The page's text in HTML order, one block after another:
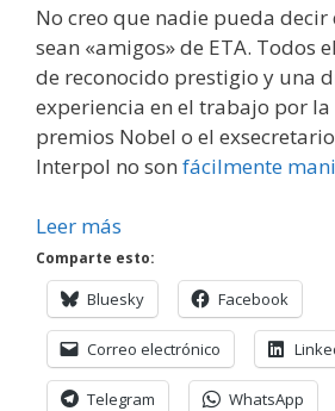
No creo que nadie pueda
sean «amigos» de ETA. Todos
de reconocido prestigio y una
experiencia en el trabajo por la
premios Nobel o el
Interpol no son fácilmente
Leer más
Comparte esto:
Bluesky Facebook
Correo electrónico
Telegram WhatsApp